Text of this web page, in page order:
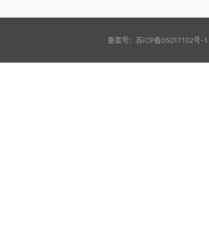
备案号：苏ICP备05017102号-1